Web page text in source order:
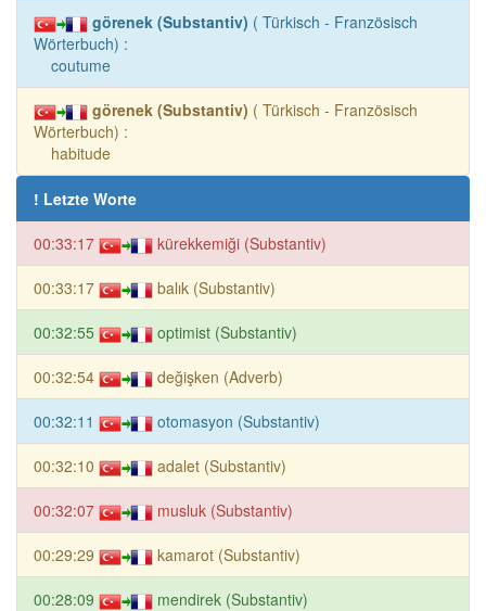
görenek (Substantiv) ( Türkisch - Französisch
Wörterbuch) :
coutume
görenek (Substantiv) ( Türkisch - Französisch
Wörterbuch) :
habitude
! Letzte Worte
00:33:17 kürekkemiği (Substantiv)
00:33:17 balık (Substantiv)
00:32:55 optimist (Substantiv)
00:32:54 değişken (Adverb)
00:32:11 otomasyon (Substantiv)
00:32:10 adalet (Substantiv)
00:32:07 musluk (Substantiv)
00:29:29 kamarot (Substantiv)
00:28:09 mendirek (Substantiv)